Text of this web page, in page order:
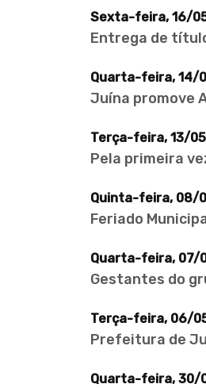
Sexta-feira, 16/
Entrega de
Quarta-feira, 14/
Juína promove
Terça-feira, 13/
Pela primeira
Quinta-feira, 08/
Feriado
Quarta-feira, 07/
Gestantes do
Terça-feira, 06/
Prefeitura de
Quarta-feira, 30/